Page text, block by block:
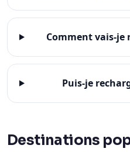
Comment vais-je
Puis-je
Destinations